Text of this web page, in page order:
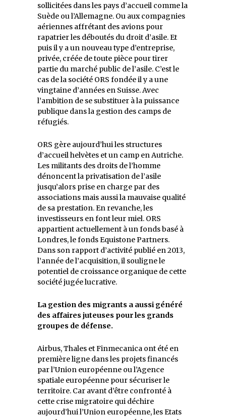
sollicitées dans les pays d’accueil comme la
Suède ou l’Allemagne. Ou aux compagnies
aériennes affrétant des avions pour
rapatrier les déboutés du droit d’asile. Et
puis il y a un nouveau type d’entreprise,
privée, créée de toute pièce pour tirer
partie du marché public de l’asile. C’est le
cas de la société ORS fondée il y a une
vingtaine d’années en Suisse. Avec
l’ambition de se substituer à la puissance
publique dans la gestion des camps de
réfugiés.
ORS gère aujourd’hui les structures
d’accueil helvètes et un camp en Autriche.
Les militants des droits de l’homme
dénoncent la privatisation de l’asile
jusqu’alors prise en charge par des
associations mais aussi la mauvaise qualité
de sa prestation. En revanche, les
investisseurs en font leur miel. ORS
appartient actuellement à un fonds basé à
Londres, le fonds Equistone Partners.
Dans son rapport d’activité publié en 2013,
l’année de l’acquisition, il souligne le
potentiel de croissance organique de cette
société jugée lucrative.
La gestion des migrants a aussi généré
des affaires juteuses pour les grands
groupes de défense.
Airbus, Thales et Finmecanica ont été en
première ligne dans les projets financés
par l’Union européenne ou l’Agence
spatiale européenne pour sécuriser le
territoire. Car avant d’être confronté à
cette crise migratoire qui déchire
aujourd’hui l’Union européenne, les Etats